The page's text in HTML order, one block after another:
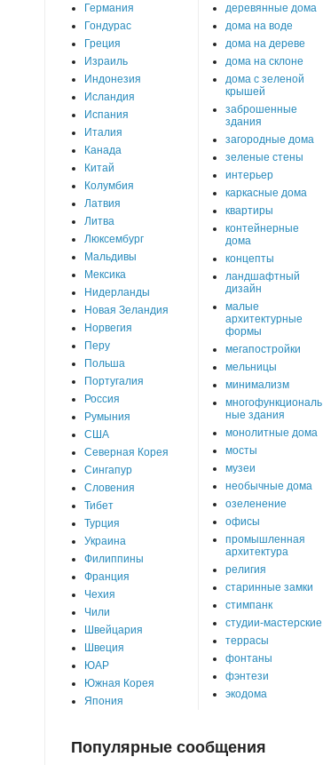
Германия
Гондурас
Греция
Израиль
Индонезия
Исландия
Испания
Италия
Канада
Китай
Колумбия
Латвия
Литва
Люксембург
Мальдивы
Мексика
Нидерланды
Новая Зеландия
Норвегия
Перу
Польша
Португалия
Россия
Румыния
США
Северная Корея
Сингапур
Словения
Тибет
Турция
Украина
Филиппины
Франция
Чехия
Чили
Швейцария
Швеция
ЮАР
Южная Корея
Япония
деревянные дома
дома на воде
дома на дереве
дома на склоне
дома с зеленой
крышей
заброшенные
здания
загородные дома
зеленые стены
интерьер
каркасные дома
квартиры
контейнерные
дома
концепты
ландшафтный
дизайн
малые
архитектурные
формы
мегапостройки
мельницы
минимализм
многофункциональ
ные здания
монолитные дома
мосты
музеи
необычные дома
озеленение
офисы
промышленная
архитектура
религия
старинные замки
стимпанк
студии-мастерские
террасы
фонтаны
фэнтези
экодома
Популярные сообщения